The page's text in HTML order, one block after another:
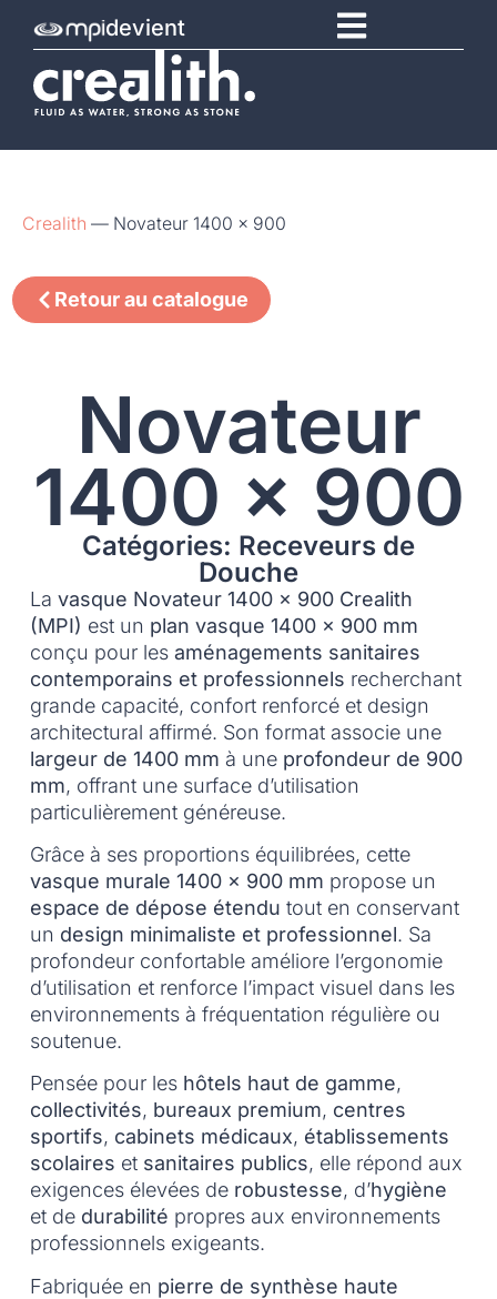
devient
Crealith — Novateur 1400 x 900
Retour au catalogue
Novateur
1400 x 900
Catégories: Receveurs de
Douche
La vasque Novateur 1400 x 900 Crealith
(MPI) est un plan vasque 1400 x 900 mm
conçu pour les aménagements sanitaires
contemporains et professionnels recherchant
grande capacité, confort renforcé et design
architectural affirmé. Son format associe une
largeur de 1400 mm à une profondeur de 900
mm, offrant une surface d’utilisation
particulièrement généreuse.
Grâce à ses proportions équilibrées, cette
vasque murale 1400 x 900 mm propose un
espace de dépose étendu tout en conservant
un design minimaliste et professionnel. Sa
profondeur confortable améliore l’ergonomie
d’utilisation et renforce l’impact visuel dans les
environnements à fréquentation régulière ou
soutenue.
Pensée pour les hôtels haut de gamme,
collectivités, bureaux premium, centres
sportifs, cabinets médicaux, établissements
scolaires et sanitaires publics, elle répond aux
exigences élevées de robustesse, d’hygiène
et de durabilité propres aux environnements
professionnels exigeants.
Fabriquée en pierre de synthèse haute